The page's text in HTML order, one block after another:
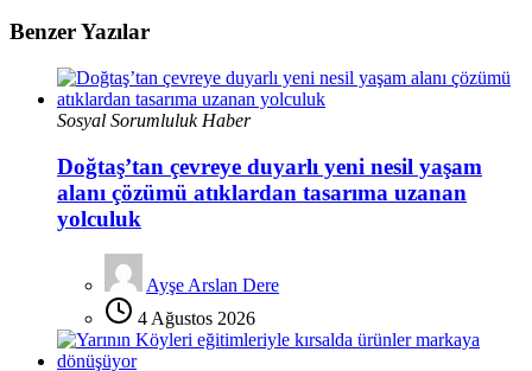
Benzer Yazılar
Sosyal Sorumluluk Haber
Doğtaş’tan çevreye duyarlı yeni nesil yaşam
alanı çözümü atıklardan tasarıma uzanan
yolculuk
Ayşe Arslan Dere
4 Ağustos 2026